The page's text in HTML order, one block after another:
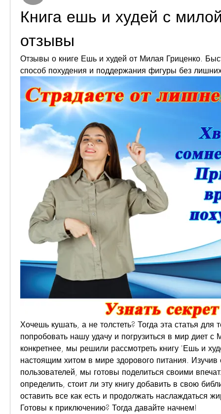
Книга ешь и худей с
отзывы
Отзывы о книге Ешь и худей от Милая Гриценко.
способ похудения и поддержания фигуры без
Хочешь кушать, а не толстеть? Тогда эта статья
попробовать нашу удачу и погрузиться в мир диет
конкретнее, мы решили рассмотреть книгу 'Ешь и
настоящим хитом в мире здорового питания.
пользователей, мы готовы поделиться своими
определить, стоит ли эту книгу добавить в свою
оставить все как есть и продолжать наслаждаться
Готовы к приключению? Тогда давайте начнем!